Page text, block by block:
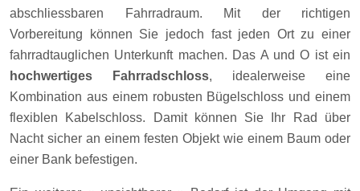
abschliessbaren Fahrradraum. Mit der richtigen
Vorbereitung können Sie jedoch fast jeden Ort zu einer
fahrradtauglichen Unterkunft machen. Das A und O ist ein
hochwertiges Fahrradschloss, idealerweise eine
Kombination aus einem robusten Bügelschloss und einem
flexiblen Kabelschloss. Damit können Sie Ihr Rad über
Nacht sicher an einem festen Objekt wie einem Baum oder
einer Bank befestigen.